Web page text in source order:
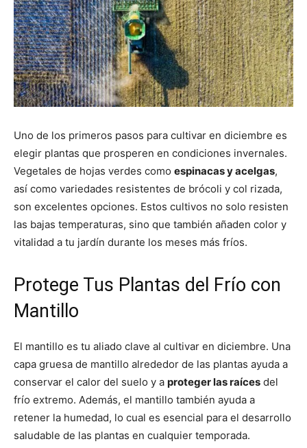
Uno de los primeros pasos para cultivar en diciembre es
elegir plantas que prosperen en condiciones invernales.
Vegetales de hojas verdes como espinacas y acelgas,
así como variedades resistentes de brócoli y col rizada,
son excelentes opciones. Estos cultivos no solo resisten
las bajas temperaturas, sino que también añaden color y
vitalidad a tu jardín durante los meses más fríos.
Protege Tus Plantas del Frío con
Mantillo
El mantillo es tu aliado clave al cultivar en diciembre. Una
capa gruesa de mantillo alrededor de las plantas ayuda a
conservar el calor del suelo y a proteger las raíces del
frío extremo. Además, el mantillo también ayuda a
retener la humedad, lo cual es esencial para el desarrollo
saludable de las plantas en cualquier temporada.